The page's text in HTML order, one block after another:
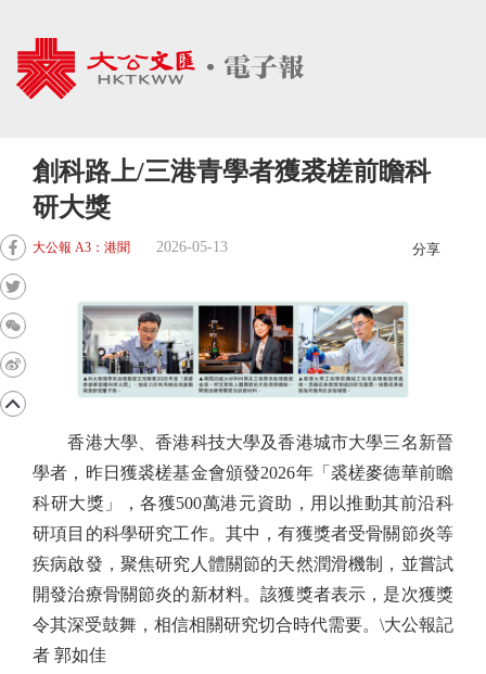
創科路上/三港青學者獲裘槎前瞻科
研大獎
大公報 A3：港聞 2026-05-13 分享
香港大學、香港科技大學及香港城市大學三名新晉
學者，昨日獲裘槎基金會頒發2026年「裘槎麥德華前瞻
科研大獎」，各獲500萬港元資助，用以推動其前沿科
研項目的科學研究工作。其中，有獲獎者受骨關節炎等
疾病啟發，聚焦研究人體關節的天然潤滑機制，並嘗試
開發治療骨關節炎的新材料。該獲獎者表示，是次獲獎
令其深受鼓舞，相信相關研究切合時代需要。\大公報記
者 郭如佳